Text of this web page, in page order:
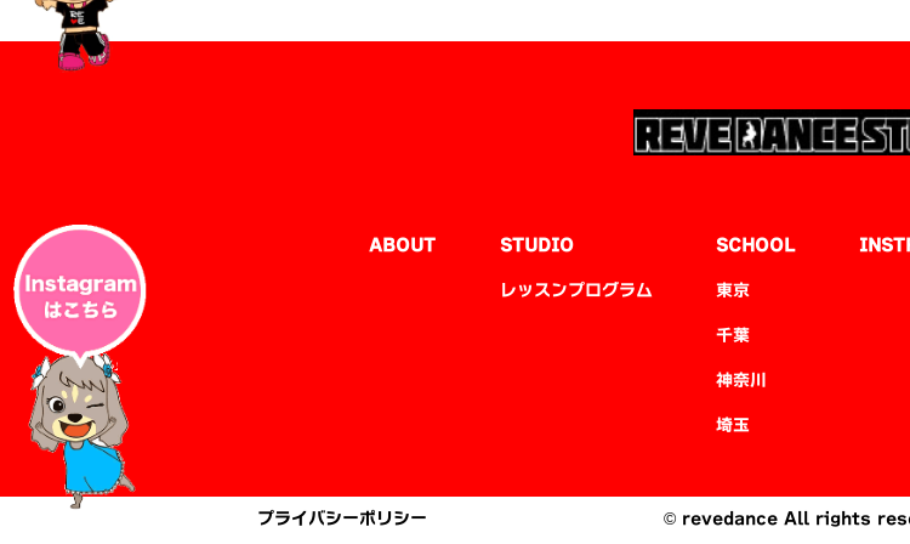
ABOUT STUDIO
レッスンプログラム
SCHOOL
東京
千葉
神奈川
埼玉
プライバシーポリシー © revedance All rights